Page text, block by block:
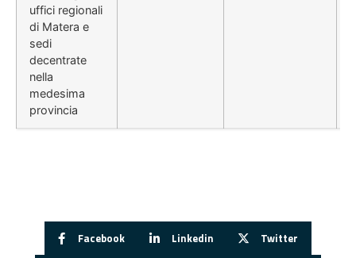
uffici regionali
di Matera e
sedi
decentrate
nella
medesima
provincia
Facebook Linkedin Twitter